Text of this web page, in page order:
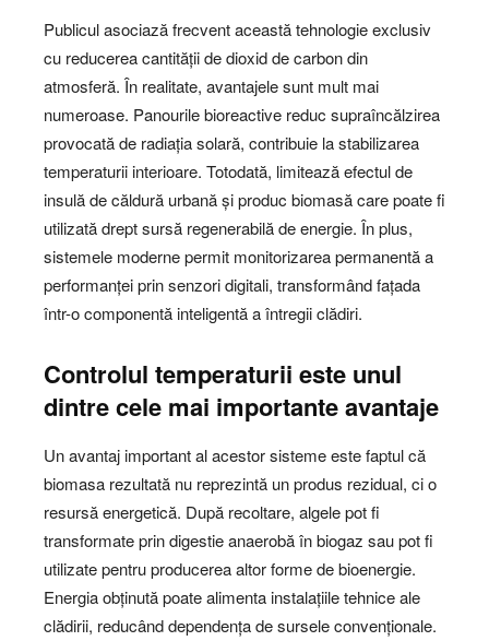
Publicul asociază frecvent această tehnologie exclusiv
cu reducerea cantității de dioxid de carbon din
atmosferă. În realitate, avantajele sunt mult mai
numeroase. Panourile bioreactive reduc supraîncălzirea
provocată de radiația solară, contribuie la stabilizarea
temperaturii interioare. Totodată, limitează efectul de
insulă de căldură urbană și produc biomasă care poate fi
utilizată drept sursă regenerabilă de energie. În plus,
sistemele moderne permit monitorizarea permanentă a
performanței prin senzori digitali, transformând fațada
într-o componentă inteligentă a întregii clădiri.
Controlul temperaturii este unul
dintre cele mai importante avantaje
Un avantaj important al acestor sisteme este faptul că
biomasa rezultată nu reprezintă un produs rezidual, ci o
resursă energetică. După recoltare, algele pot fi
transformate prin digestie anaerobă în biogaz sau pot fi
utilizate pentru producerea altor forme de bioenergie.
Energia obținută poate alimenta instalațiile tehnice ale
clădirii, reducând dependența de sursele convenționale.